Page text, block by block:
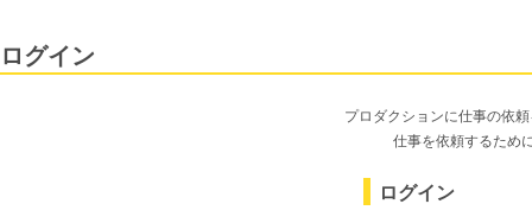
ログイン
プロダクションに仕事の依
仕事を依頼するため
ログイン